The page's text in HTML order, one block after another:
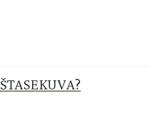
ŠTASEKUVA?